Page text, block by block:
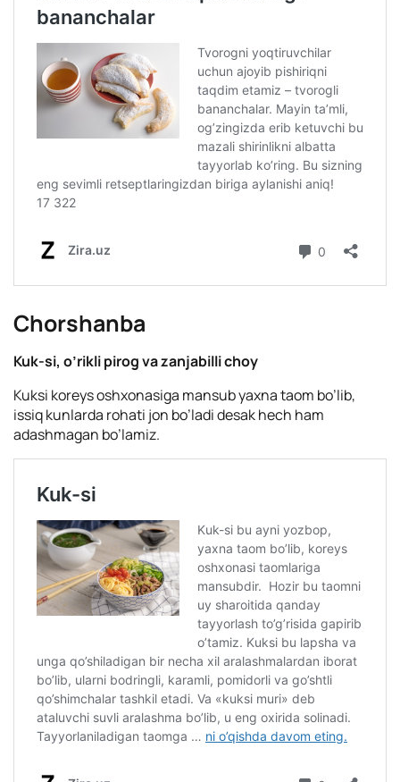
Сhorshanba
Kuk-si, o’rikli pirog va zanjabilli choy
Kuksi koreys oshxonasiga mansub yaxna taom bo’lib,
issiq kunlarda rohati jon bo’ladi desak hech ham
adashmagan bo’lamiz.